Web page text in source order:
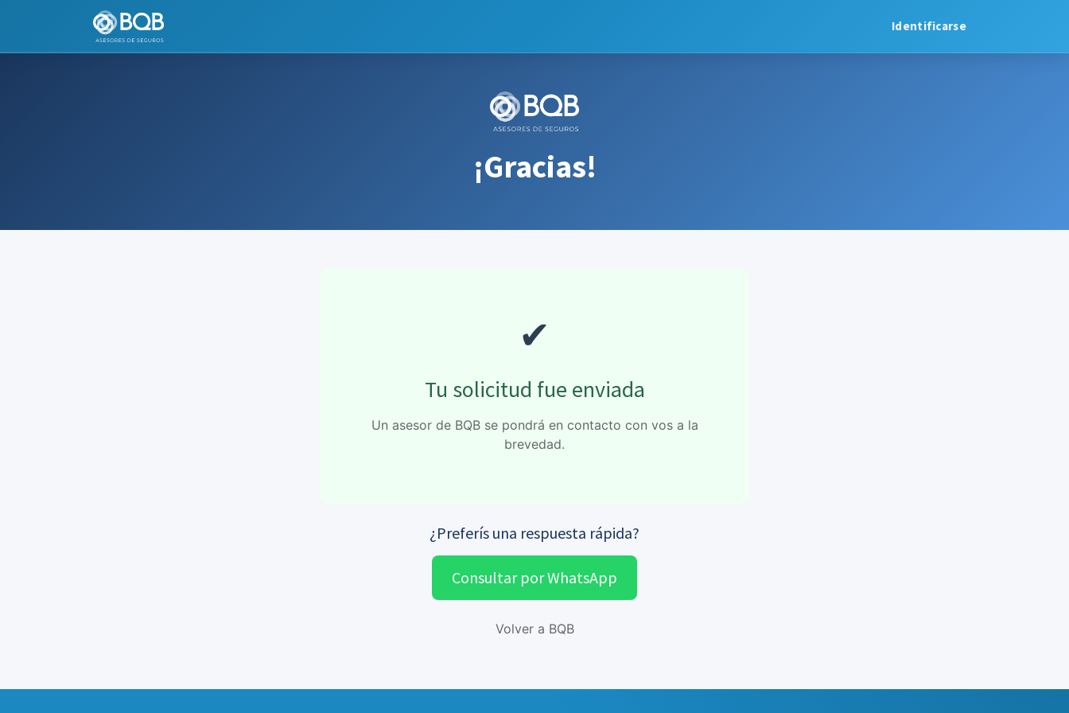
Identificarse
¡Gracias!
✔
Tu solicitud fue enviada
Un asesor de BQB se pondrá en contacto con vos a la
brevedad.
¿Preferís una respuesta rápida?
Consultar por WhatsApp
Volver a BQB